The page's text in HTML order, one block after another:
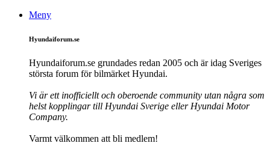
Meny
Hyundaiforum.se
Hyundaiforum.se grundades redan 2005 och är idag Sveriges
största forum för bilmärket Hyundai.
Vi är ett inofficiellt och oberoende community utan några som
helst kopplingar till Hyundai Sverige eller Hyundai Motor
Company.
Varmt välkommen att bli medlem!